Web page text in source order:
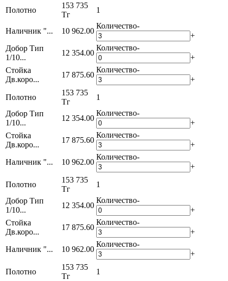
Полотно
153 735
Тг
1
Наличник "... 10 962.00
Количество-
+
Добор Тип
1/10...
12 354.00
Количество-
+
Стойка
Дв.коро...
17 875.60
Количество-
+
Полотно
153 735
Тг
1
Добор Тип
1/10...
12 354.00
Количество-
+
Стойка
Дв.коро...
17 875.60
Количество-
+
Наличник "...
10 962.00
Количество-
+
Полотно
153 735
Тг
1
Добор Тип
1/10...
12 354.00
Количество-
+
Стойка
Дв.коро...
17 875.60
Количество-
+
Наличник "...
10 962.00
Количество-
+
Полотно
153 735
Тг
1